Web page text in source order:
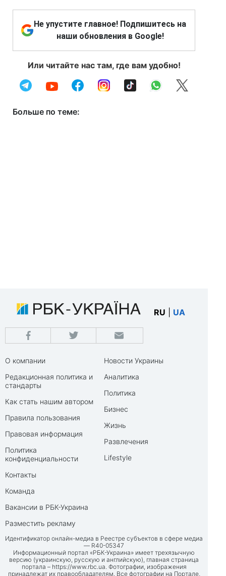
Не упустите главное! Подпишитесь на
наши обновления в Google!
Или читайте нас там, где вам удобно!
Больше по теме:
RU UA
О компании
Редакционная политика и
стандарты
Как стать нашим автором
Правила пользования
Правовая информация
Политика
конфиденциальности
Контакты
Команда
Вакансии в РБК-Украина
Разместить рекламу
Новости Украины
Аналитика
Политика
Бизнес
Жизнь
Развлечения
Lifestyle
Идентификатор онлайн-медиа в Реестре субъектов в сфере медиа
— R40-05347
Информационный портал «РБК-Украина» имеет трехязычную
версию (украинскую, русскую и английскую), главная страница
портала – https://www.rbc.ua. Фотографии, изображения
принадлежат их правообладателям. Все фотографии на Портале,